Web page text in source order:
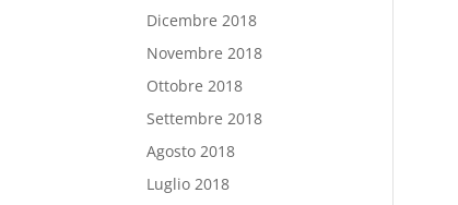
Dicembre 2018
Novembre 2018
Ottobre 2018
Settembre 2018
Agosto 2018
Luglio 2018